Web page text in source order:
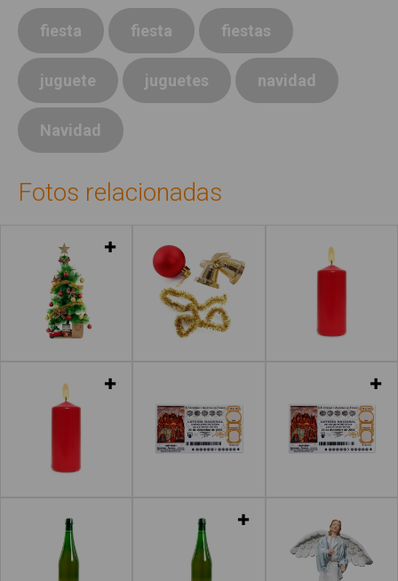
fiesta fiesta fiestas
juguete juguetes navidad
Navidad
Fotos relacionadas